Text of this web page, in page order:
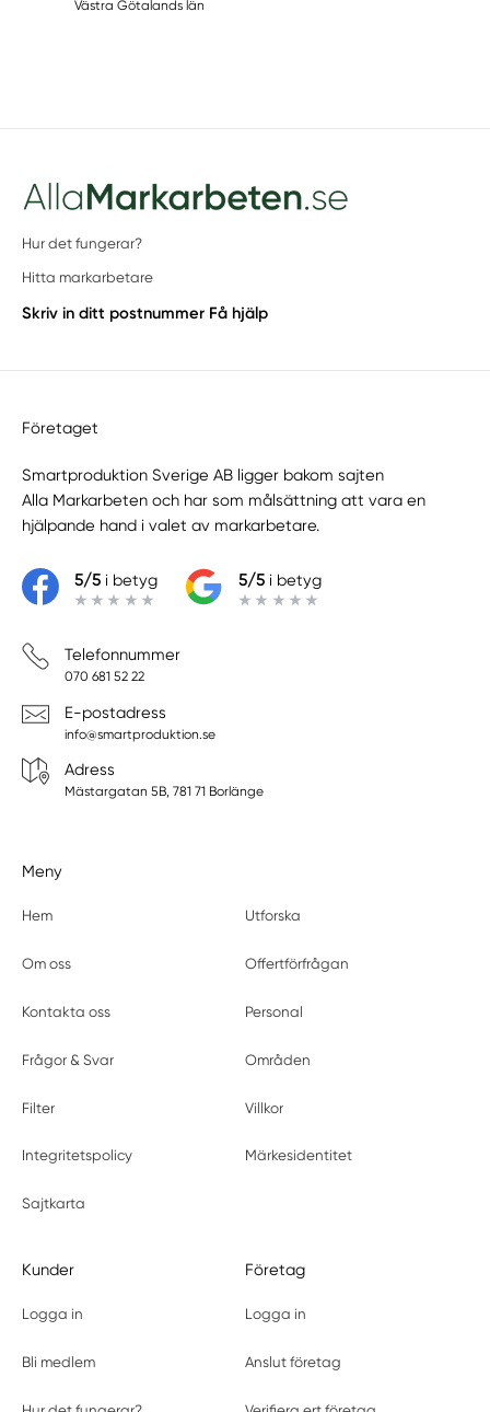
Västra Götalands län
Hur det fungerar?
Hitta markarbetare
Skriv in ditt postnummer Få hjälp
Företaget
Smartproduktion Sverige AB ligger bakom sajten
Alla Markarbeten och har som målsättning att vara en
hjälpande hand i valet av markarbetare.
5/5i betyg 5/5i betyg
Telefonnummer
070 681 52 22
E-postadress
info@smartproduktion.se
Adress
Mästargatan 5B, 781 71 Borlänge
Meny
Hem Utforska
Om oss Offertförfrågan
Kontakta oss Personal
Frågor & Svar Områden
Filter Villkor
Integritetspolicy Märkesidentitet
Sajtkarta
Kunder
Logga in
Bli medlem
Företag
Logga in
Anslut företag